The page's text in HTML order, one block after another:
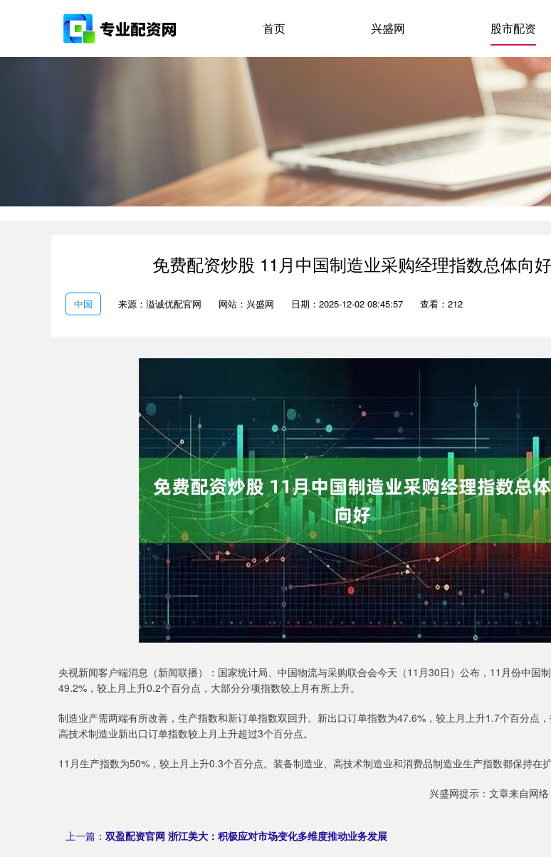
首页 兴盛网 股市配资
免费配资炒股 11月中国制造业采购经理指数总体向好
中国 来源：溢诚优配官网 网站：兴盛网 日期：2025-12-02 08:45:57 查看：212
央视新闻客户端消息（新闻联播）：国家统计局、中国物流与采购联合会今天（11月30日）公布，11月份中国
49.2%，较上月上升0.2个百分点，大部分分项指数较上月有所上升。
制造业产需两端有所改善，生产指数和新订单指数双回升。新出口订单指数为47.6%，较上月上升1.7个百分点，
高技术制造业新出口订单指数较上月上升超过3个百分点。
11月生产指数为50%，较上月上升0.3个百分点。装备制造业、高技术制造业和消费品制造业生产指数都保持在扩
兴盛网提示：文章来自网络
上一篇： 双盈配资官网 浙江美大：积极应对市场变化多维度推动业务发展